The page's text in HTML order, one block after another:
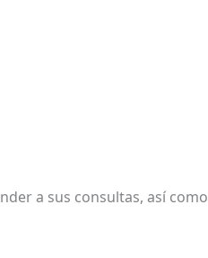
a sus consultas, así como